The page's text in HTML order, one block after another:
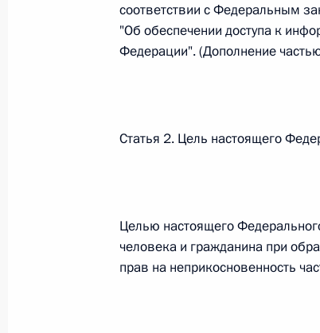
Федеральный закон от
О внесении изменения в статью 6
Федеральный закон от
соответствии с Федеральным
"Об обеспечении доступа к
Федерации". (Дополнение
Статья 2. Цель настоящего
Целью настоящего
человека и гражданина при
прав на неприкосновенность